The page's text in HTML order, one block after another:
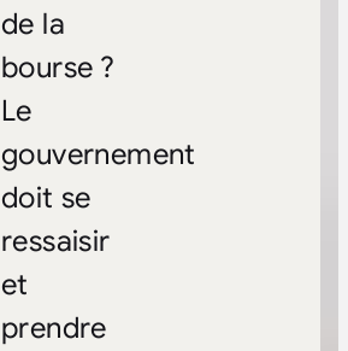
de la
bourse ?
Le
gouvernement
doit se
ressaisir
et
prendre